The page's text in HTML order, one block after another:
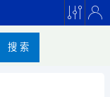
搜 索